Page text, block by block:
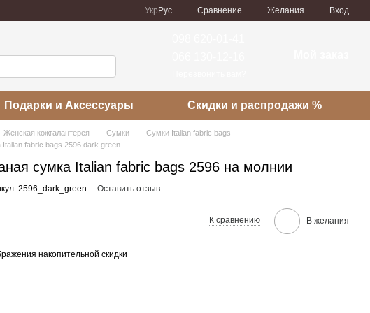
Укр Рус Сравнение Желания Вход
Подарки и Аксессуары Скидки и распродажи %
Женская кожгалантерея Сумки
Сумки Italian fabric bags
fabric bags 2596 dark green
сумка Italian fabric bags 2596 на молнии
2596_dark_green Оставить отзыв
К сравнению В желания
накопительной скидки